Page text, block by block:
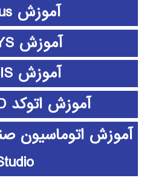
آموزش abaqus
آموزش ANSYS
آموزش ArcGIS
آموزش اتوکد AUTOCAD